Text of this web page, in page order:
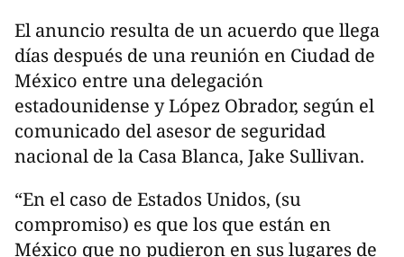
El anuncio resulta de un acuerdo que llega
días después de una reunión en Ciudad de
México entre una delegación
estadounidense y López Obrador, según el
comunicado del asesor de seguridad
nacional de la Casa Blanca, Jake Sullivan.
“En el caso de Estados Unidos, (su
compromiso) es que los que están en
México que no pudieron en sus lugares de